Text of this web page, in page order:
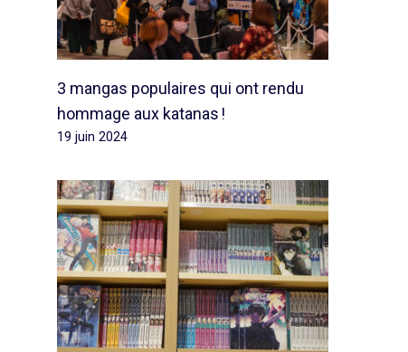
3 mangas populaires qui ont rendu
hommage aux katanas !
19 juin 2024